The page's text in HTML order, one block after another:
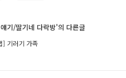
기/딸기네 다락방'의 다른글
] 기러기 가족